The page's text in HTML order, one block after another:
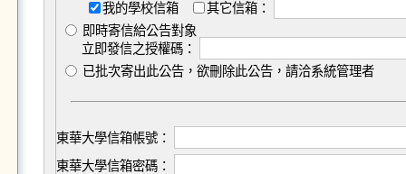
我的學校信箱
其它信箱：
即時寄信給公告對象
立即發信之授權碼：
已批次寄出此公告，欲刪除此公告，請洽系統管理者
東華大學信箱帳號：
東華大學信箱密碼：